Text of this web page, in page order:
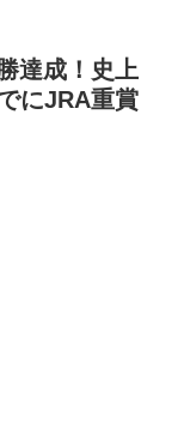
達成！史上
にJRA重賞